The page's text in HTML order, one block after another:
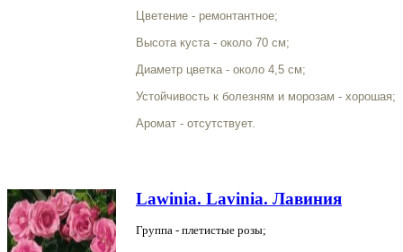
Цветение - ремонтантное;
Высота куста - около 70 см;
Диаметр цветка - около 4,5 см;
Устойчивость к болезням и морозам - хорошая;
Аромат - отсутствует.
Lawinia. Lavinia. Лавиния
Группа - плетистые розы;